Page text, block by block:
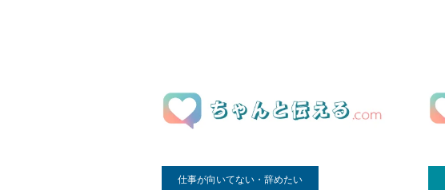
仕事が向いてない・辞めたい